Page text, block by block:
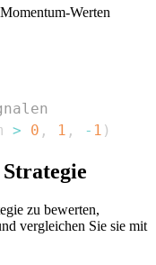
Werten
> 0 , 1 , - 1 )
zu bewerten,
vergleichen Sie sie mit